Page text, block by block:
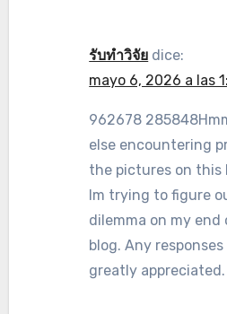
รับทำวิจัย dice:
mayo 6, 2026 a las
962678
else encountering
the pictures on this
Im trying to figure
dilemma on my
blog. Any
greatly